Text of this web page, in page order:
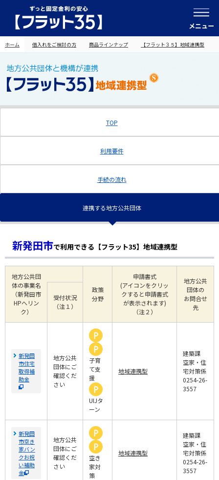
メニュー
ホーム 借入れをご検討の方 商品ラインナップ 【フラット３５】地域連携型
TOP
利用要件
手続の流れ
連携する地方公共団体
新発田市で利用できる【フラット35】地域連携型
地方公共団
体の事業名
（新発田市
HPへリン
ク）
政策
分野
申請書式
(アイコンをクリッ
クすると申請書式
が表示されます)
（注２）
地方公共
団体の
お問合せ
先
受付状況
（注１）
新発田
市住宅
取得補
助金
地方公共
団体にご
確認くだ
さい
子育
て支
援
UIJタ
ーン
地域連携型
建築課
空家・住
宅対策係
0254-26-
3557
新発田
市空き
家バン
クお祝
い補助
金
地方公共
団体にご
確認くだ
さい
空き
家対
策
地域連携型
建築課
空家・住
宅対策係
0254-26-
3557